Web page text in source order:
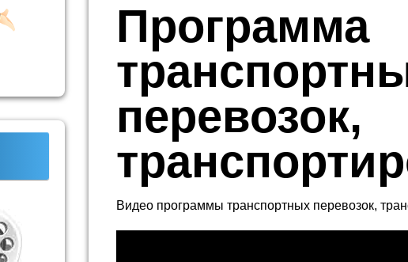
Программа
перевозок,
Видео программы транспортных перевозок,